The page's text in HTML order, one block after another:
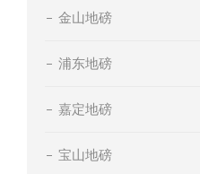
金山地磅
浦东地磅
嘉定地磅
宝山地磅